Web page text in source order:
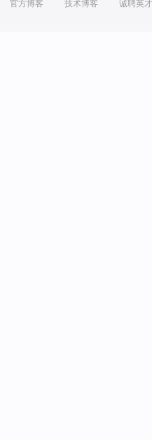
官方博客 技术博客 诚聘英才